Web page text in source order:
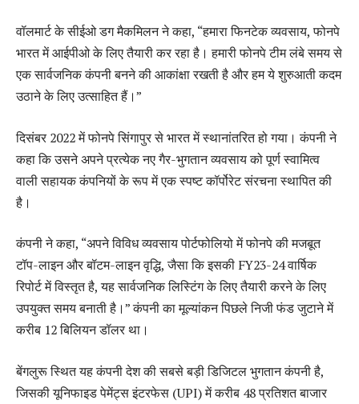
वॉलमार्ट के सीईओ डग मैकमिलन ने कहा, “हमारा फिनटेक व्यवसाय, फोनपे
भारत में आईपीओ के लिए तैयारी कर रहा है। हमारी फोनपे टीम लंबे समय से
एक सार्वजनिक कंपनी बनने की आकांक्षा रखती है और हम ये शुरुआती कदम
उठाने के लिए उत्साहित हैं।”
दिसंबर 2022 में फोनपे सिंगापुर से भारत में स्थानांतरित हो गया। कंपनी ने
कहा कि उसने अपने प्रत्येक नए गैर-भुगतान व्यवसाय को पूर्ण स्वामित्व
वाली सहायक कंपनियों के रूप में एक स्पष्ट कॉर्पोरेट संरचना स्थापित की
है।
कंपनी ने कहा, “अपने विविध व्यवसाय पोर्टफोलियो में फोनपे की मजबूत
टॉप-लाइन और बॉटम-लाइन वृद्धि, जैसा कि इसकी FY23-24 वार्षिक
रिपोर्ट में विस्तृत है, यह सार्वजनिक लिस्टिंग के लिए तैयारी करने के लिए
उपयुक्त समय बनाती है।” कंपनी का मूल्यांकन पिछले निजी फंड जुटाने में
करीब 12 बिलियन डॉलर था।
बेंगलुरू स्थित यह कंपनी देश की सबसे बड़ी डिजिटल भुगतान कंपनी है,
जिसकी यूनिफाइड पेमेंट्स इंटरफेस (UPI) में करीब 48 प्रतिशत बाजार